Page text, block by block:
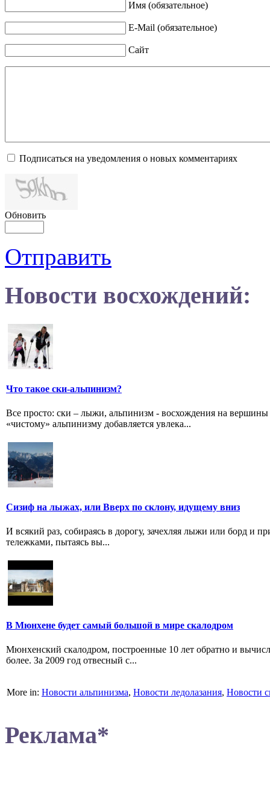
Имя (обязательное)
E-Mail (обязательное)
Сайт
Подписаться на уведомления о новых комментариях
Обновить
Отправить
Новости восхождений:
Что такое ски-альпинизм?
Все просто: ски – лыжи, альпинизм - восхождения на
«чистому» альпинизму добавляется увлека...
Сизиф на лыжах, или Вверх по склону, идущему вниз
И всякий раз, собираясь в дорогу, зачехляя лыжи или борд и
тележками, пытаясь вы...
В Мюнхене будет самый большой в мире скалодром
Мюнхенский скалодром, построенные 10 лет обратно и
более. За 2009 год отвесный с...
More in: Новости альпинизма, Новости ледолазания, Новости
Реклама*